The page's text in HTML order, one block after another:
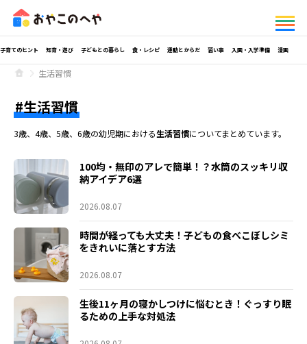
子育てのヒント 知育・遊び 子どもとの暮らし 食・レシピ 運動とからだ 習い事 入園・入学準備 漫画
生活習慣
生活習慣
3歳、4歳、5歳、6歳の幼児期における生活習慣についてまとめています。
100均・無印のアレで簡単！？水筒のスッキリ収
納アイデア6選
2026.08.07
時間が経っても大丈夫！子どもの食べこぼしシミ
をきれいに落とす方法
2026.08.07
生後11ヶ月の寝かしつけに悩むとき！ぐっすり眠
るための上手な対処法